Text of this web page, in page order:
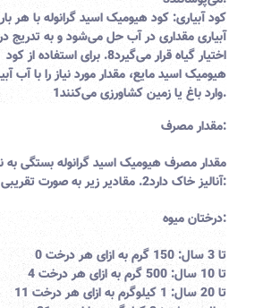
کود آبیاری: کود هیومیک اسید گرانوله با هر بار
آبیاری مقداری در آب حل می‌شود و به تدریج
اختیار گیاه قرار می‌گیرد8. برای استفاده از کود
هیومیک اسید مایع، مقدار مورد نیاز را با آب
وارد باغ یا زمین کشاورزی می‌کنند1
.
مقدار مصرف:
مقدار مصرف هیومیک اسید گرانوله بستگی به
آنالیز خاک دارد2
. مقادیر زیر به صورت تقریبی ارائه شده‌اند:
درختان میوه:
0 تا 3 سال: 150 گرم به ازای هر درخت
4 تا 10 سال: 500 گرم به ازای هر درخت
11 تا 20 سال: 1 کیلوگرم به ازای هر درخت